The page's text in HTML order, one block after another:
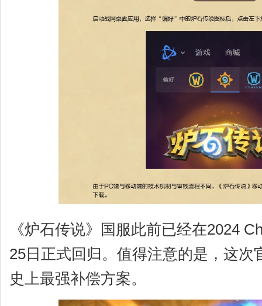
《炉石传说》国服此前已经在2024
25日正式回归。值得注意的是，这次
史上最强补偿方案。